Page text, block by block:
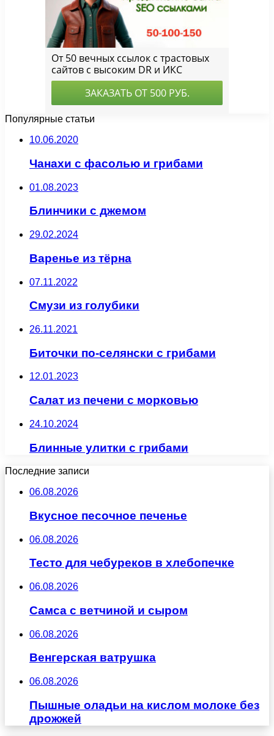
Популярные статьи
10.06.2020
Чанахи с фасолью и грибами
01.08.2023
Блинчики с джемом
29.02.2024
Варенье из тёрна
07.11.2022
Смузи из голубики
26.11.2021
Биточки по-селянски с грибами
12.01.2023
Салат из печени с морковью
24.10.2024
Блинные улитки с грибами
Последние записи
06.08.2026
Вкусное песочное печенье
06.08.2026
Тесто для чебуреков в хлебопечке
06.08.2026
Самса с ветчиной и сыром
06.08.2026
Венгерская ватрушка
06.08.2026
Пышные оладьи на кислом молоке без
дрожжей